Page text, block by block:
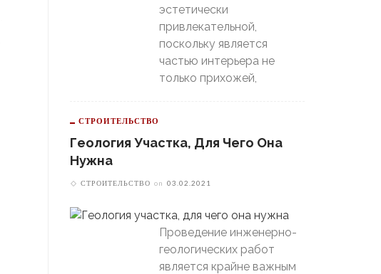
эстетически
привлекательной,
поскольку является
частью интерьера не
только прихожей,
СТРОИТЕЛЬСТВО
Геология Участка, Для Чего Она
Нужна
СТРОИТЕЛЬСТВО on 03.02.2021
Проведение инженерно-
геологических работ
является крайне важным